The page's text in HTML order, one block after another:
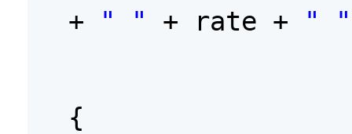
+ " " + rate + " "
{